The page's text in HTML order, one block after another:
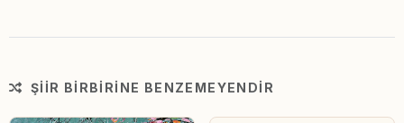
ŞIIR BIRBIRINE BENZEMEYENDIR